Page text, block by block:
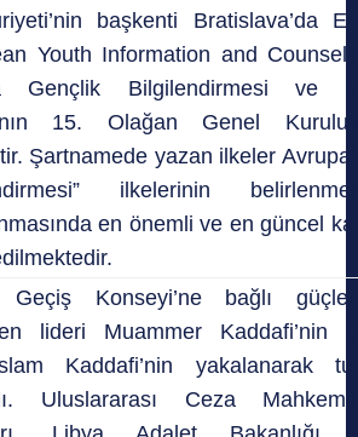
başkenti Bratislava’da
Youth Information and
Gençlik Bilgilendirmesi ve
15. Olağan Genel
Şartnamede yazan ilkeler
ilkelerinin
en önemli ve en güncel
Geçiş Konseyi’ne bağlı güçler
lideri Muammer Kaddafi’nin
Kaddafi’nin yakalanarak
Uluslararası Ceza